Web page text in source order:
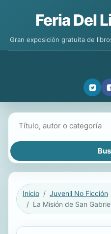
Feria Del
Gran exposición gratuita de
Inicio
Juvenil No Ficción